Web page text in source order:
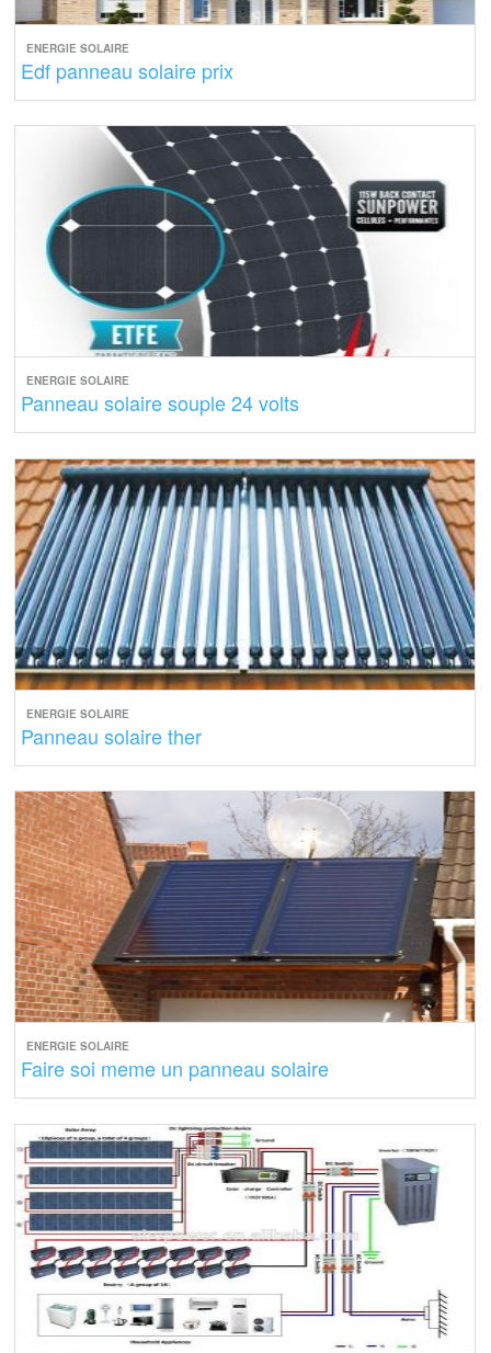
ENERGIE SOLAIRE
Edf panneau solaire prix
ENERGIE SOLAIRE
Panneau solaire souple 24 volts
ENERGIE SOLAIRE
Panneau solaire ther
ENERGIE SOLAIRE
Faire soi meme un panneau solaire